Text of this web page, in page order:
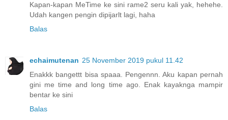
Kapan-kapan MeTime ke sini rame2 seru kali yak, hehehe.
Udah kangen pengin dipijarlt lagi, haha
Balas
echaimutenan 25 November 2019 pukul 11.42
Enakkk bangettt bisa spaaa. Pengennn. Aku kapan pernah
gini me time and long time ago. Enak kayaknga mampir
bentar ke sini
Balas